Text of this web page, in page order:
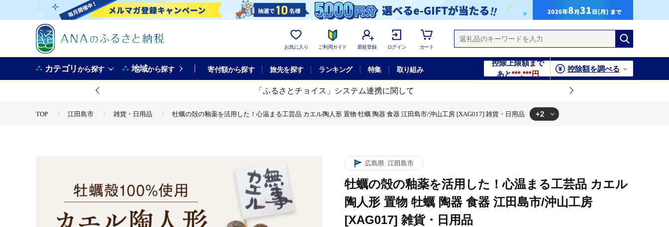
お気に入り ご利用ガイド 新規登録 ログイン カート
カテゴリから探す 地域から探す 寄付額から探す 旅先を探す ランキング 特集 取り組み
控除上限額まで
あと***,***円
控除額を調べる
「ふるさとチョイス」システム連携に関して
TOP 江田島市 雑貨・日用品 牡蠣の殻の釉薬を活用した！心温まる工芸品 カエル陶人形 置物 牡蠣 陶器 食器 江田島市/沖山工房 [XAG017] 雑貨・日用品 +2
広島県 江田島市
牡蠣の殻の釉薬を活用した！心温まる工芸品 カエル
陶人形 置物 牡蠣 陶器 食器 江田島市/沖山工房
[XAG017] 雑貨・日用品